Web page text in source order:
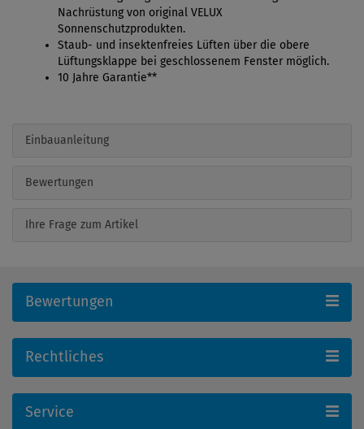
Nachrüstung von original VELUX
Sonnenschutzprodukten.
Staub- und insektenfreies Lüften über die obere
Lüftungsklappe bei geschlossenem Fenster möglich.
10 Jahre Garantie**
Einbauanleitung
Bewertungen
Ihre Frage zum Artikel
Bewertungen
Rechtliches
Service